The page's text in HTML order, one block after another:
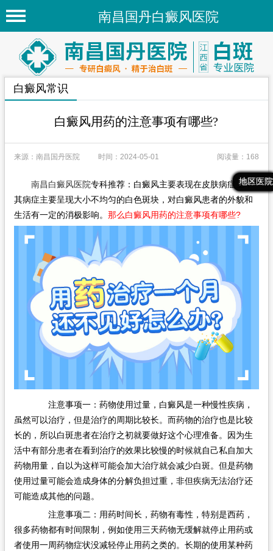
南昌国丹白癜风医院
首页
医院简介
医院新闻
专家团队
先进技术
白癜风常识
白癜风人群
白癜风部位
地区医院
在线问诊
最新文章
热门文章
推荐文章
地区医院
白癜风常识
白癜风用药的注意事项有哪些?
来源：南昌国丹医院 时间：2024-05-01 阅读量：168
南昌白癜风医院专科推荐：白癜风主要表现在皮肤病症上，
其病症主要呈现大小不均匀的白色斑块，对白癜风患者的外貌和
生活有一定的消极影响。 那么白癜风用药的注意事项有哪些?
注意事项一：药物使用过量，白癜风是一种慢性疾病，
虽然可以治疗，但是治疗的周期比较长。而药物的治疗也是比较
长的，所以白斑患者在治疗之初就要做好这个心理准备。因为生
活中有部分患者在看到治疗的效果比较慢的时候就自己私自加大
药物用量，自以为这样可能会加大治疗就会减少白斑。但是药物
使用过量可能会造成身体的分解负担过重，非但疾病无法治疗还
可能造成其他的问题。
注意事项二：用药时间长，药物有毒性，特别是西药，
很多药物都有时间限制，例如使用三天药物无缓解就停止用药或
者使用一周药物症状没减轻停止用药之类的。长期的使用某种药